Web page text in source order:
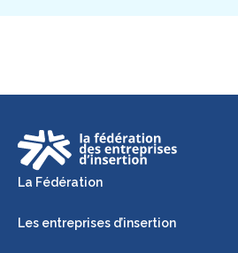
La Fédération
Les entreprises d’insertion